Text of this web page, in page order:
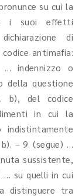
su cui la
i suoi effetti
di
antimafia:
… indennizzo o
della questione
b), del codice
in cui la
indistintamente
– 9. (segue) …
sussistente,
su quelli in cui
distinguere tra